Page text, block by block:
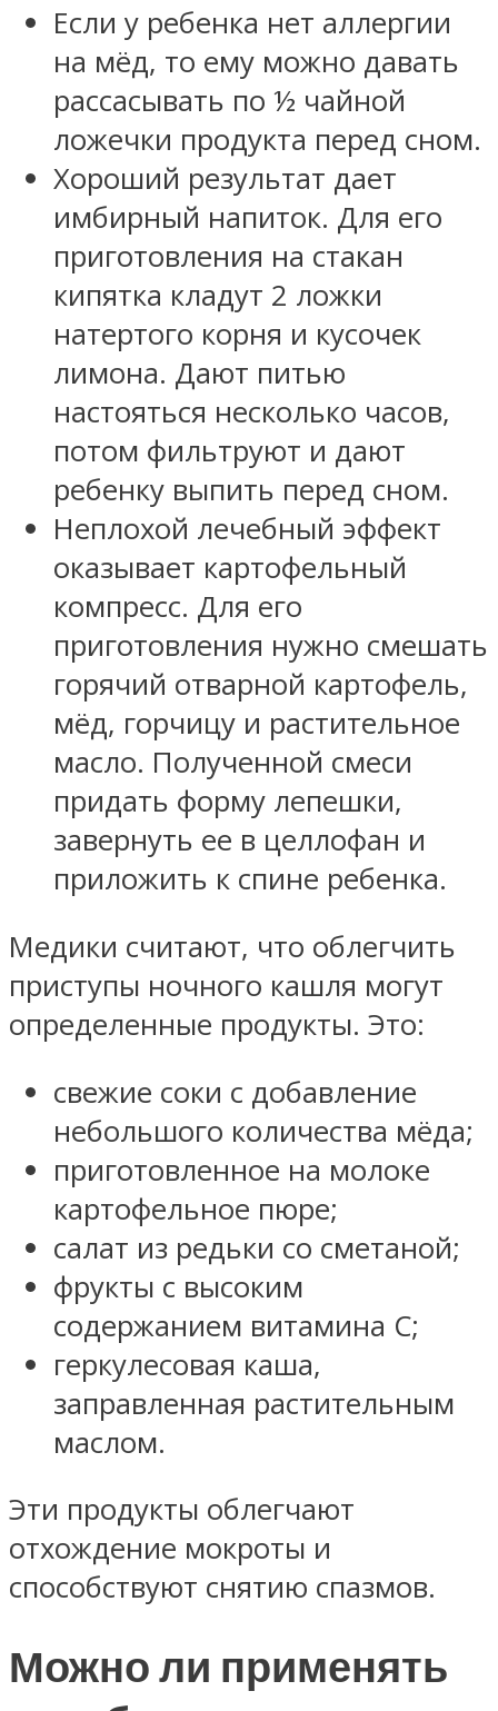
Если у ребенка нет аллергии
на мёд, то ему можно давать
рассасывать по ½ чайной
ложечки продукта перед сном.
Хороший результат дает
имбирный напиток. Для его
приготовления на стакан
кипятка кладут 2 ложки
натертого корня и кусочек
лимона. Дают питью
настояться несколько часов,
потом фильтруют и дают
ребенку выпить перед сном.
Неплохой лечебный эффект
оказывает картофельный
компресс. Для его
приготовления нужно смешать
горячий отварной картофель,
мёд, горчицу и растительное
масло. Полученной смеси
придать форму лепешки,
завернуть ее в целлофан и
приложить к спине ребенка.
Медики считают, что облегчить
приступы ночного кашля могут
определенные продукты. Это:
свежие соки с добавление
небольшого количества мёда;
приготовленное на молоке
картофельное пюре;
салат из редьки со сметаной;
фрукты с высоким
содержанием витамина С;
геркулесовая каша,
заправленная растительным
маслом.
Эти продукты облегчают
отхождение мокроты и
способствуют снятию спазмов.
Можно ли применять